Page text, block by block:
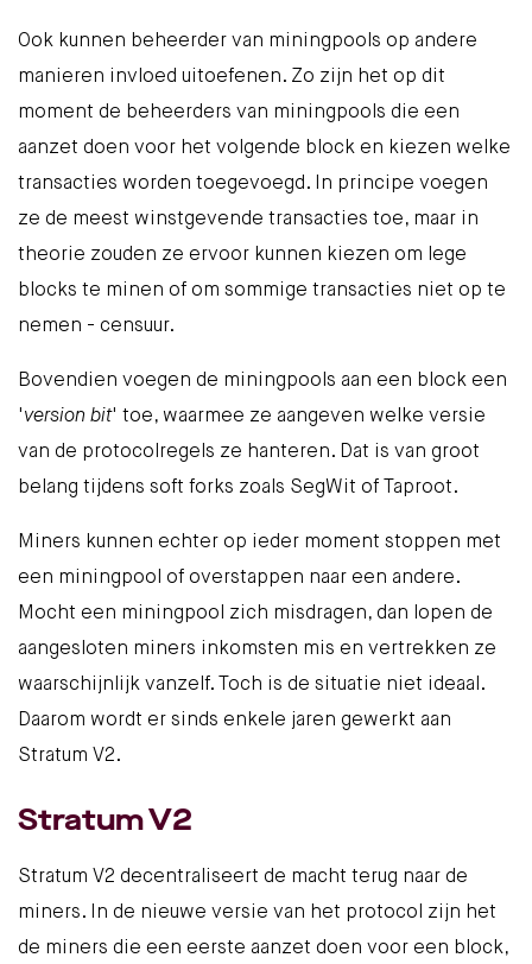
Ook kunnen beheerder van miningpools op andere
manieren invloed uitoefenen. Zo zijn het op dit
moment de beheerders van miningpools die een
aanzet doen voor het volgende block en kiezen welke
transacties worden toegevoegd. In principe voegen
ze de meest winstgevende transacties toe, maar in
theorie zouden ze ervoor kunnen kiezen om lege
blocks te minen of om sommige transacties niet op te
nemen - censuur.
Bovendien voegen de miningpools aan een block een
'version bit' toe, waarmee ze aangeven welke versie
van de protocolregels ze hanteren. Dat is van groot
belang tijdens soft forks zoals SegWit of Taproot.
Miners kunnen echter op ieder moment stoppen met
een miningpool of overstappen naar een andere.
Mocht een miningpool zich misdragen, dan lopen de
aangesloten miners inkomsten mis en vertrekken ze
waarschijnlijk vanzelf. Toch is de situatie niet ideaal.
Daarom wordt er sinds enkele jaren gewerkt aan
Stratum V2.
Stratum V2
Stratum V2 decentraliseert de macht terug naar de
miners. In de nieuwe versie van het protocol zijn het
de miners die een eerste aanzet doen voor een block,